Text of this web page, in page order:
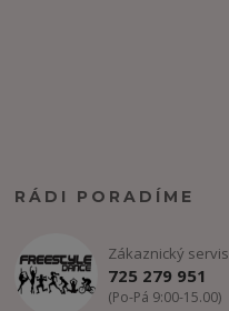
RÁDI PORADÍME
Zákaznický servis
725 279 951
(Po-Pá 9:00-15.00)